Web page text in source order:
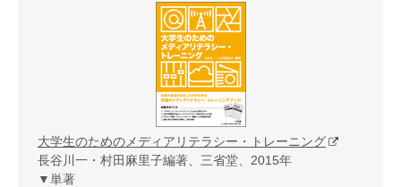
大学生のためのメディアリテラシー・トレーニング
長谷川一・村田麻里子編著、三省堂、2015年
▼単著